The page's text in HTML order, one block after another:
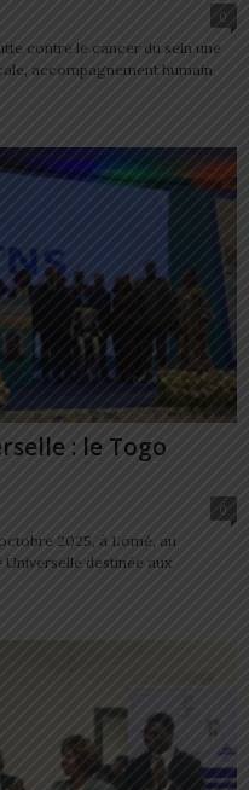
0
contre le cancer du sein une
accompagnement humain
: le Togo
0
2025, à Lomé, au
Universelle destinée aux